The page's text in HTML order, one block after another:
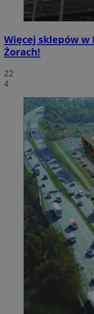
Więcej sklepów
Żorach!
22
4